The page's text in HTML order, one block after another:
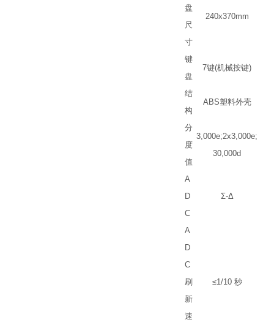
盘
尺
寸
240x370mm
键
盘
7键(机械按键)
结
构
ABS塑料外壳
分
度
值
3,000e;2x3,000e;
30,000d
A
D
C
Σ-Δ
A
D
C
刷
新
速
≤1/10 秒